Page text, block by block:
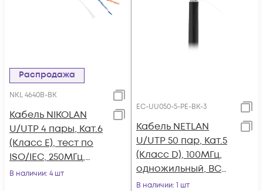
Распродажа
NKL 4640B-BK
Кабель NIKOLAN
U/UTP 4 пары, Кат.6
(Класс E), тест по
ISO/IEC, 250МГц,
одножильный, BC
В наличии: 4 шт
EC-UU050-5-PE-BK-3
Кабель NETLAN
U/UTP 50 пар, Кат.5
(Класс D), 100МГц,
одножильный, BC
(чистая медь),
В наличии: 1 шт